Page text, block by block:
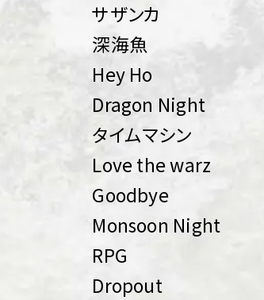
サザンカ
深海魚
Hey Ho
Dragon Night
タイムマシン
Love the warz
Goodbye
Monsoon Night
RPG
Dropout